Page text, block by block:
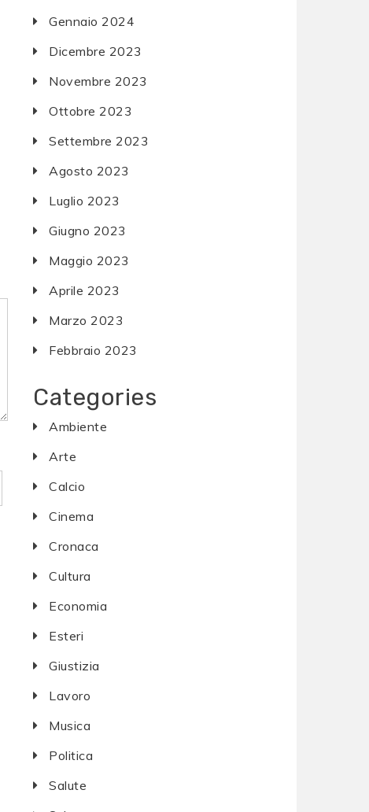
Gennaio 2024
Dicembre 2023
Novembre 2023
Ottobre 2023
Settembre 2023
Agosto 2023
Luglio 2023
Giugno 2023
Maggio 2023
Aprile 2023
Marzo 2023
Febbraio 2023
Categories
Ambiente
Arte
Calcio
Cinema
Cronaca
Cultura
Economia
Esteri
Giustizia
Lavoro
Musica
Politica
Salute